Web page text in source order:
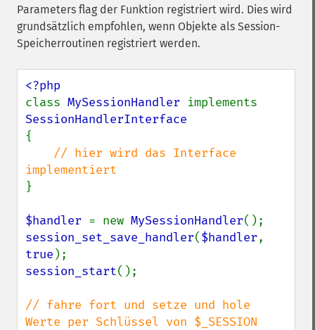
Parameters flag der Funktion registriert wird. Dies wird
grundsätzlich empfohlen, wenn Objekte als Session-
Speicherroutinen registriert werden.
class MySessionHandler
{
// hier wird das Interface
}
$handler = new MySessionHandler
session_set_save_handler($handler
true
session_start();
// fahre fort und setze und hole
Werte per Schlüssel von $_SESSION